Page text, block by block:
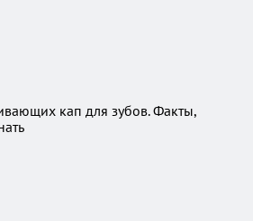
кап для зубов. Факты,